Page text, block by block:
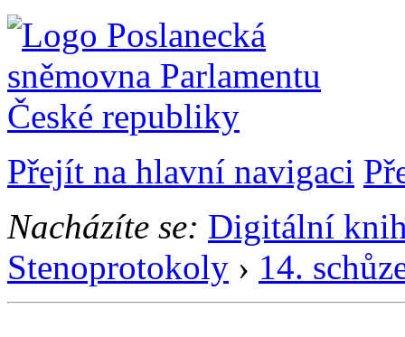
Přejít na hlavní navigaci
Nacházíte se: Digitální
Stenoprotokoly › 14.